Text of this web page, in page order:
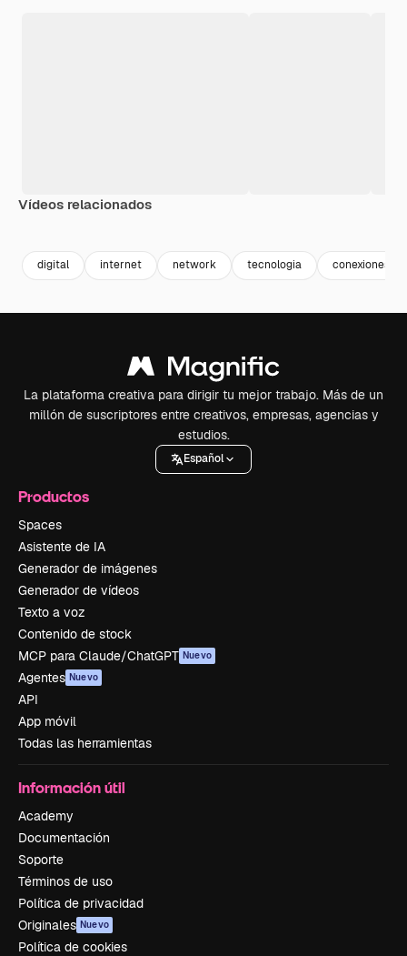
Vídeos relacionados
digital internet network tecnologia conexiones
La plataforma creativa para dirigir tu mejor trabajo. Más de un
millón de suscriptores entre creativos, empresas, agencias y
estudios.
Español
Productos
Spaces
Asistente de IA
Generador de imágenes
Generador de vídeos
Texto a voz
Contenido de stock
MCP para Claude/ChatGPT Nuevo
Agentes Nuevo
API
App móvil
Todas las herramientas
Información útil
Academy
Documentación
Soporte
Términos de uso
Política de privacidad
Originales Nuevo
Política de cookies